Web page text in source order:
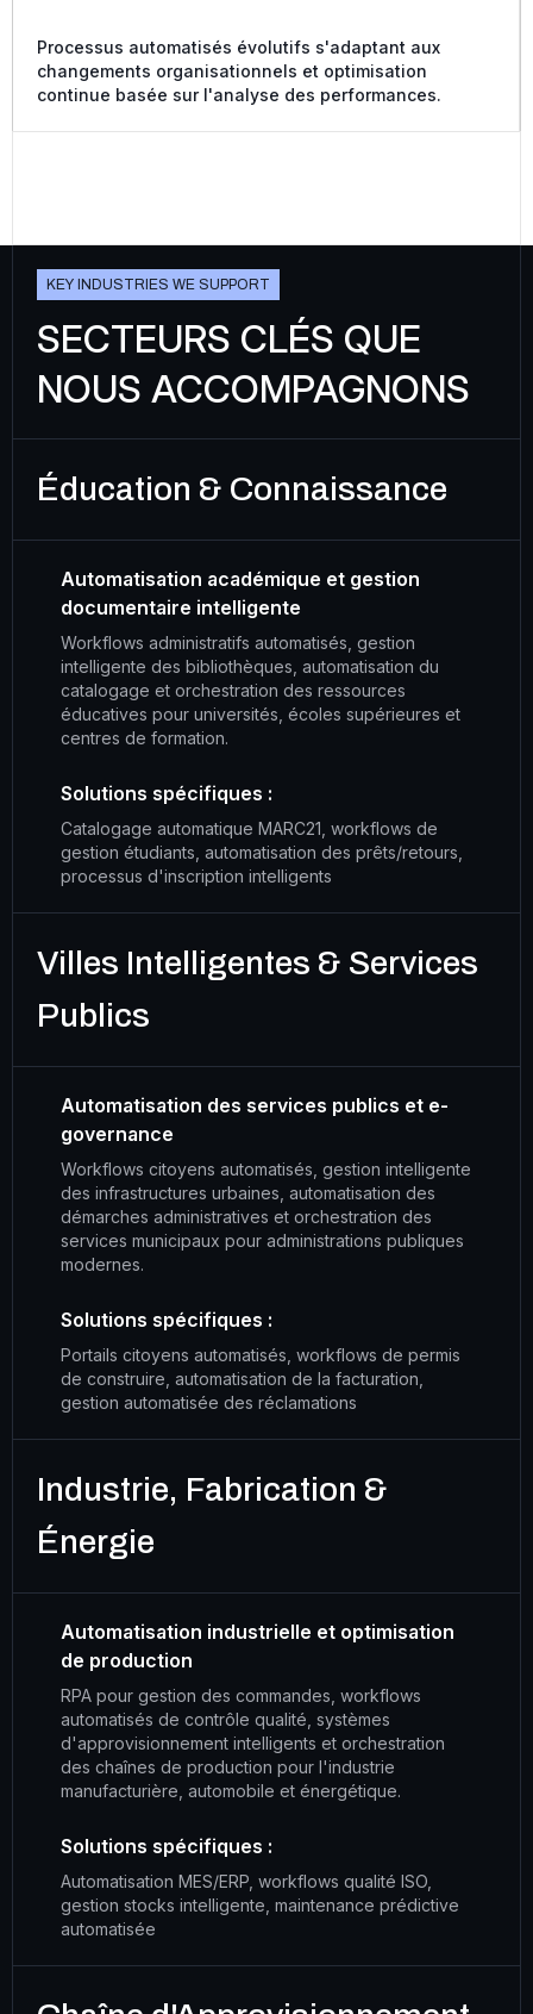
Processus automatisés évolutifs s'adaptant aux
changements organisationnels et optimisation
continue basée sur l'analyse des performances.
KEY N DUST R ES WE SU PPO RT
SECTEURS CLÉS QUE
NOUS ACCOMPAGNONS
Éducation & Connaissance
Automatisation académique et gestion
documentaire intelligente
Workflows administratifs automatisés, gestion
intelligente des bibliothèques, automatisation du
catalogage et orchestration des ressources
éducatives pour universités, écoles supérieures et
centres de formation.
Solutions spécifiques :
Catalogage automatique MARC21, workflows de
gestion étudiants, automatisation des prêts/retours,
processus d'inscription intelligents
Villes Intelligentes & Services
Publics
Automatisation des services publics et e-
governance
Workflows citoyens automatisés, gestion intelligente
des infrastructures urbaines, automatisation des
démarches administratives et orchestration des
services municipaux pour administrations publiques
modernes.
Solutions spécifiques :
Portails citoyens automatisés, workflows de permis
de construire, automatisation de la facturation,
gestion automatisée des réclamations
Industrie, Fabrication &
Énergie
Automatisation industrielle et optimisation
de production
RPA pour gestion des commandes, workflows
automatisés de contrôle qualité, systèmes
d'approvisionnement intelligents et orchestration
des chaînes de production pour l'industrie
manufacturière, automobile et énergétique.
Solutions spécifiques :
Automatisation MES/ERP, workflows qualité ISO,
gestion stocks intelligente, maintenance prédictive
automatisée